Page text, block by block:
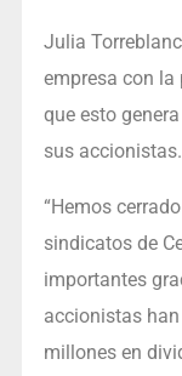
Julia
empresa con la
que esto
sus accionistas.
“Hemos
sindicatos de
importantes
accionistas
millones en